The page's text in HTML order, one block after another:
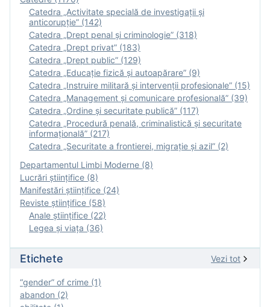
Catedra „Activitate specială de investigaţii şi
anticorupție” (142)
Catedra „Drept penal și criminologie” (318)
Catedra „Drept privat” (183)
Catedra „Drept public” (129)
Catedra „Educație fizică şi autoapărare” (9)
Catedra „Instruire militară şi intervenţii profesionale” (15)
Catedra „Management și comunicare profesională” (39)
Catedra „Ordine și securitate publică” (117)
Catedra „Procedură penală, criminalistică și securitate
informațională” (217)
Catedra „Securitate a frontierei, migrație și azil” (2)
Departamentul Limbi Moderne (8)
Lucrări științifice (8)
Manifestări ştiinţifice (24)
Reviste ştiinţifice (58)
Anale ştiinţifice (22)
Legea şi viaţa (36)
Etichete Vezi tot
“gender” of crime (1)
abandon (2)